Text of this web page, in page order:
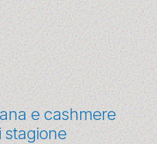
e cashmere
stagione